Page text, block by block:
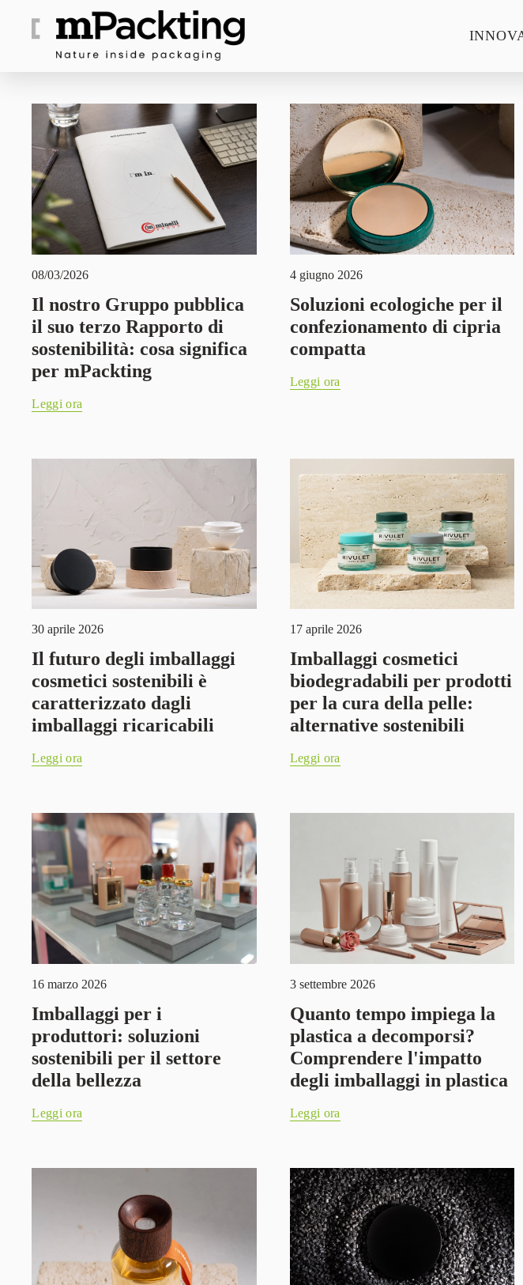
08/03/2026
Il nostro Gruppo pubblica
il suo terzo Rapporto di
sostenibilità: cosa significa
per mPackting
Leggi ora
4 giugno 2026
Soluzioni ecologiche per il
confezionamento di cipria
compatta
Leggi ora
30 aprile 2026
Il futuro degli imballaggi
cosmetici sostenibili è
caratterizzato dagli
imballaggi ricaricabili
Leggi ora
17 aprile 2026
Imballaggi cosmetici
biodegradabili per prodotti
per la cura della pelle:
alternative sostenibili
Leggi ora
16 marzo 2026
Imballaggi per i
produttori: soluzioni
sostenibili per il settore
della bellezza
Leggi ora
3 settembre 2026
Quanto tempo impiega la
plastica a decomporsi?
Comprendere l'impatto
degli imballaggi in plastica
Leggi ora